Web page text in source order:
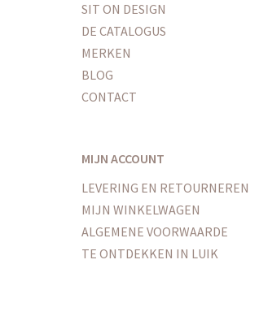
SIT ON DESIGN
DE CATALOGUS
MERKEN
BLOG
CONTACT
MIJN ACCOUNT
LEVERING EN RETOURNEREN
MIJN WINKELWAGEN
ALGEMENE VOORWAARDE
TE ONTDEKKEN IN LUIK